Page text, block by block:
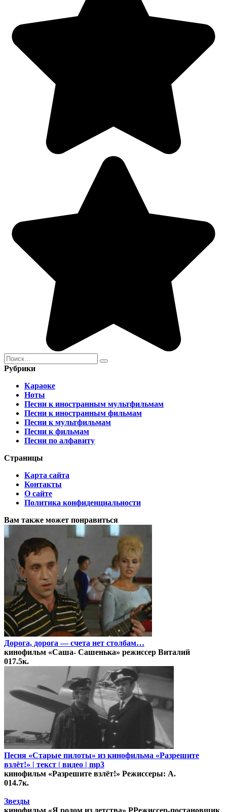
Search
for:
Рубрики
Караоке
Ноты
Песни к иностранным мультфильмам
Песни к иностранным фильмам
Песни к мультфильмам
Песни к фильмам
Песни по алфавиту
Страницы
Карта сайта
Контакты
О сайте
Политика конфиденциальности
Вам также может понравиться
Дорога, дорога — счета нет столбам…
кинофильм «Саша- Сашенька» режиссер Виталий
017.5к.
Песня «Старые пилоты» из кинофильма «Разрешите
взлёт!» | текст | видео | mp3
кинофильм «Разрешите взлёт!» Режиссеры: А.
014.7к.
Звезды
кинофильм «Я родом из детства» РРежиссер-постановщик